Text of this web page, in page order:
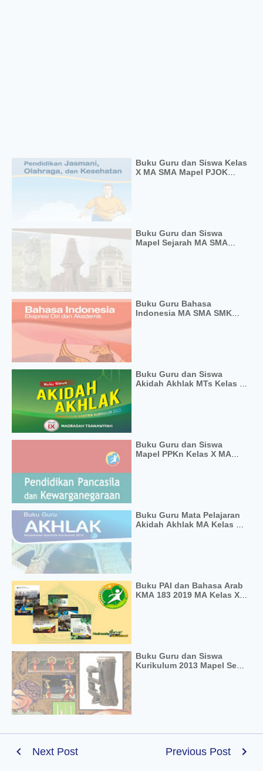
Buku Guru dan Siswa Kelas
X MA SMA Mapel PJOK
Buku Guru dan Siswa
Mapel Sejarah MA SMA
Buku Guru Bahasa
Indonesia MA SMA SMK
Buku Guru dan Siswa
Akidah Akhlak MTs Kelas 9
Buku Guru dan Siswa
Mapel PPKn Kelas X MA
Buku Guru Mata Pelajaran
Akidah Akhlak MA Kelas 10
Buku PAI dan Bahasa Arab
KMA 183 2019 MA Kelas X,
Buku Guru dan Siswa
Kurikulum 2013 Mapel Seni
Next Post Previous Post